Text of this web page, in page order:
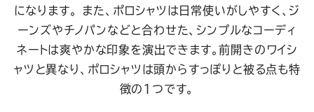
になります。
また、ポロシャツは日常使いがしやすく、ジ
ーンズやチノパンなどと合わせた、シンプルなコーディ
ネートは爽やかな印象を演出できます。前開きのワイシ
ャツと異なり、ポロシャツは頭からすっぽりと被る点も特
徴の1つです。